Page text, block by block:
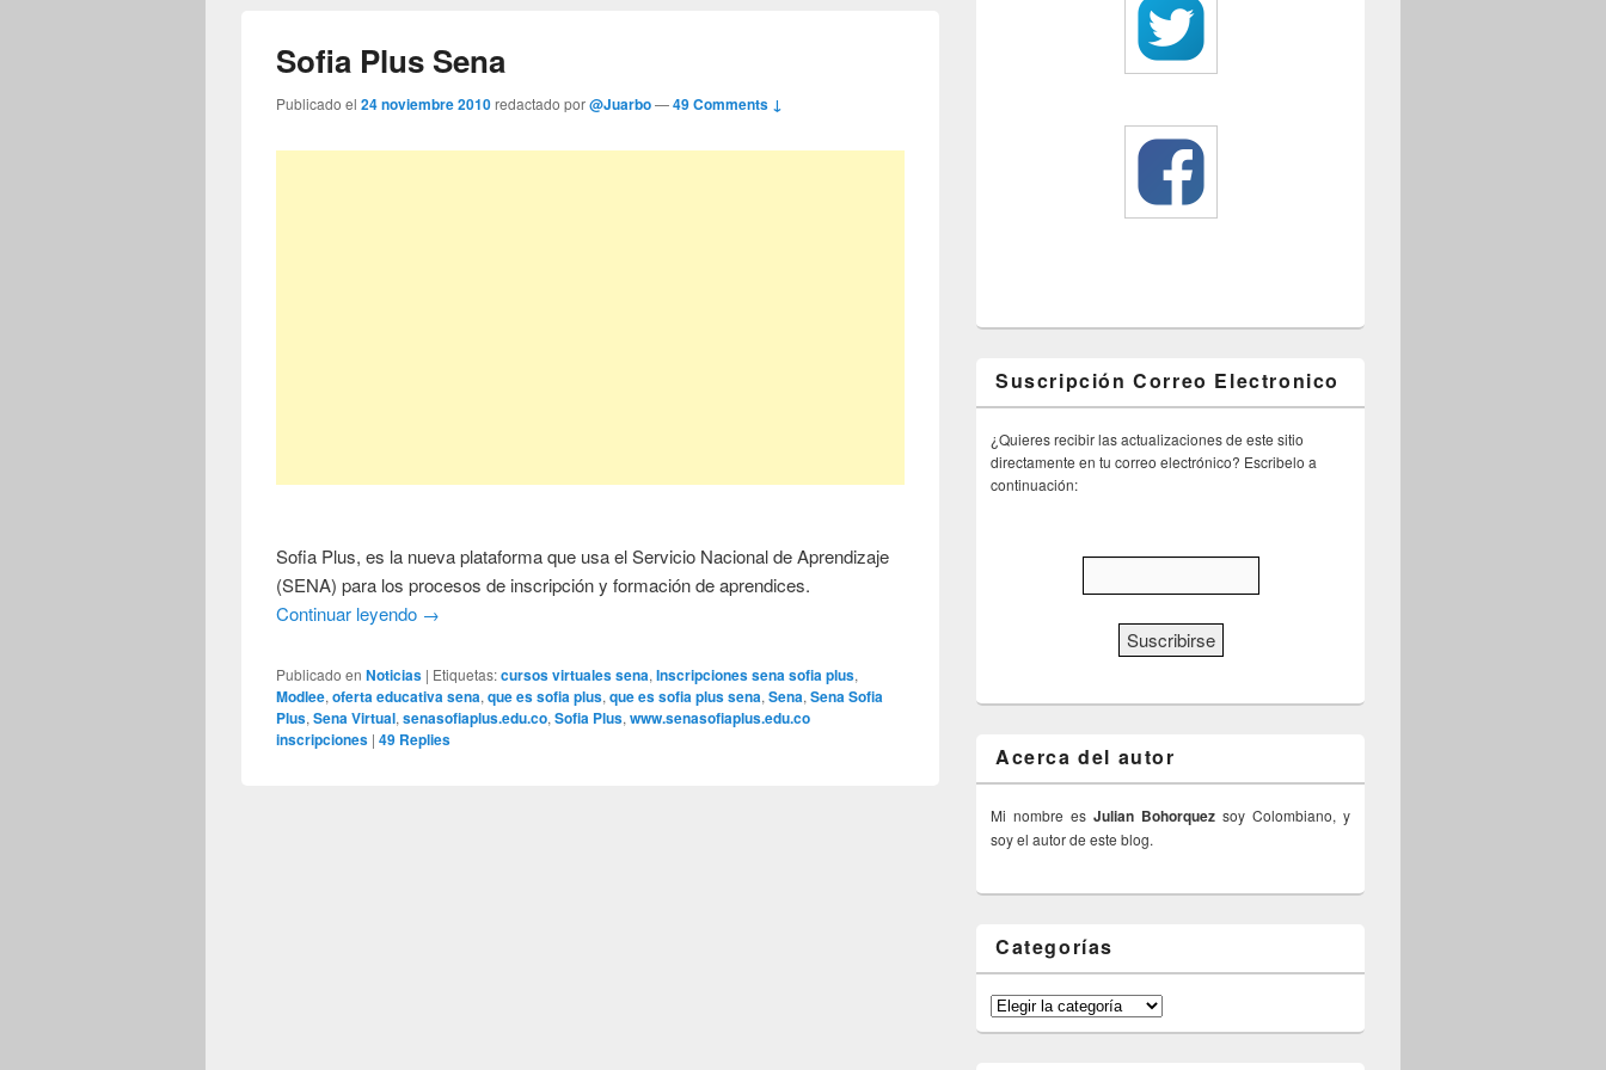
Sofia Plus Sena
Publicado el24 noviembre 2010redactado por@Juarbo—49 Comments ↓
Sofia Plus, es la nueva plataforma que usa el Servicio Nacional de Aprendizaje
(SENA) para los procesos de inscripción y formación de aprendices.
Continuar leyendo →
Publicado en Noticias | Etiquetas:cursos virtuales sena,Inscripciones sena sofia plus,
Modlee,oferta educativa sena,que es sofia plus,que es sofia plus sena,Sena,Sena Sofia
Plus,Sena Virtual,senasofiaplus.edu.co,Sofia Plus,www.senasofiaplus.edu.co
inscripciones |49 Replies
Suscripción Correo Electronico
¿Quieres recibir las actualizaciones de este sitio
directamente en tu correo electrónico? Escribelo a
continuación:
Acerca del autor
Mi nombre es Julian Bohorquez soy Colombiano, y
soy el autor de este blog.
Categorías
Categorías